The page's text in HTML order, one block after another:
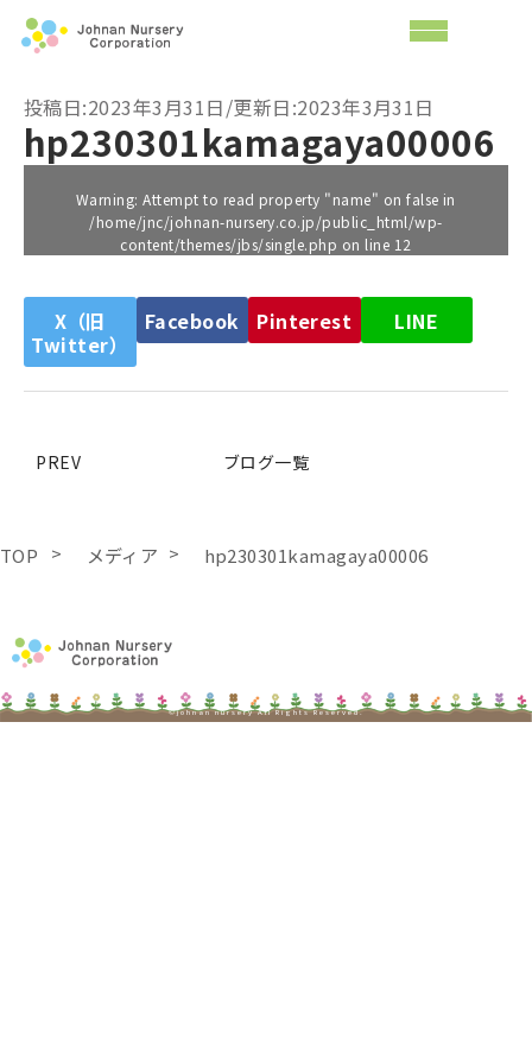
投稿日:2023年3月31日/更新日:2023年3月31日
hp230301kamagaya00006
Warning: Attempt to read property "name" on false in
/home/jnc/johnan-nursery.co.jp/public_html/wp-
content/themes/jbs/single.php on line 12
X（旧
Twitter）
Facebook Pinterest LINE
PREV ブログ一覧
TOP メディア hp230301kamagaya00006
©johnan nursery All Rights Reserved.